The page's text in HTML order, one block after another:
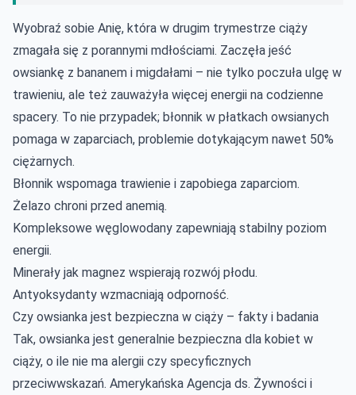
Wyobraź sobie Anię, która w drugim trymestrze ciąży
zmagała się z porannymi mdłościami. Zaczęła jeść
owsiankę z bananem i migdałami – nie tylko poczuła ulgę w
trawieniu, ale też zauważyła więcej energii na codzienne
spacery. To nie przypadek; błonnik w płatkach owsianych
pomaga w zaparciach, problemie dotykającym nawet 50%
ciężarnych.
Błonnik wspomaga trawienie i zapobiega zaparciom.
Żelazo chroni przed anemią.
Kompleksowe węglowodany zapewniają stabilny poziom
energii.
Minerały jak magnez wspierają rozwój płodu.
Antyoksydanty wzmacniają odporność.
Czy owsianka jest bezpieczna w ciąży – fakty i badania
Tak, owsianka jest generalnie bezpieczna dla kobiet w
ciąży, o ile nie ma alergii czy specyficznych
przeciwwskazań. Amerykańska Agencja ds. Żywności i